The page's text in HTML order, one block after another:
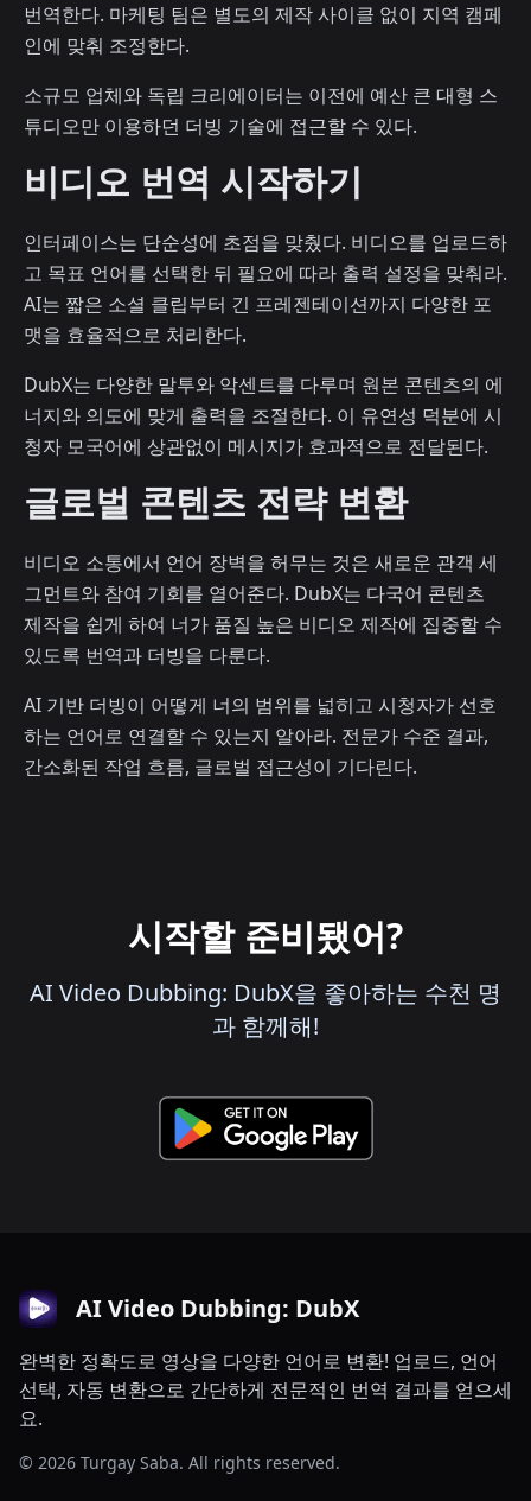
번역한다. 마케팅 팀은 별도의 제작 사이클 없이 지역 캠페
인에 맞춰 조정한다.
소규모 업체와 독립 크리에이터는 이전에 예산 큰 대형 스
튜디오만 이용하던 더빙 기술에 접근할 수 있다.
비디오 번역 시작하기
인터페이스는 단순성에 초점을 맞췄다. 비디오를 업로드하
고 목표 언어를 선택한 뒤 필요에 따라 출력 설정을 맞춰라.
AI는 짧은 소셜 클립부터 긴 프레젠테이션까지 다양한 포
맷을 효율적으로 처리한다.
DubX는 다양한 말투와 악센트를 다루며 원본 콘텐츠의 에
너지와 의도에 맞게 출력을 조절한다. 이 유연성 덕분에 시
청자 모국어에 상관없이 메시지가 효과적으로 전달된다.
글로벌 콘텐츠 전략 변환
비디오 소통에서 언어 장벽을 허무는 것은 새로운 관객 세
그먼트와 참여 기회를 열어준다. DubX는 다국어 콘텐츠
제작을 쉽게 하여 너가 품질 높은 비디오 제작에 집중할 수
있도록 번역과 더빙을 다룬다.
AI 기반 더빙이 어떻게 너의 범위를 넓히고 시청자가 선호
하는 언어로 연결할 수 있는지 알아라. 전문가 수준 결과,
간소화된 작업 흐름, 글로벌 접근성이 기다린다.
시작할 준비됐어?
AI Video Dubbing: DubX을 좋아하는 수천 명
과 함께해!
AI Video Dubbing: DubX
완벽한 정확도로 영상을 다양한 언어로 변환! 업로드, 언어
선택, 자동 변환으로 간단하게 전문적인 번역 결과를 얻으세
요.
© 2026 Turgay Saba. All rights reserved.